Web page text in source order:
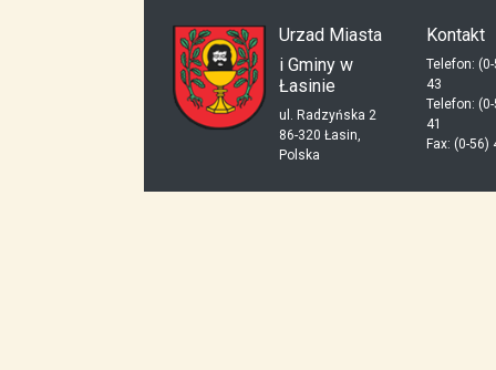
Urzad Miasta
i Gminy w
Łasinie
ul. Radzyńska 2
86-320 Łasin,
Polska
Kontakt
Telefon:
43
Telefon:
41
Fax: (0-56)